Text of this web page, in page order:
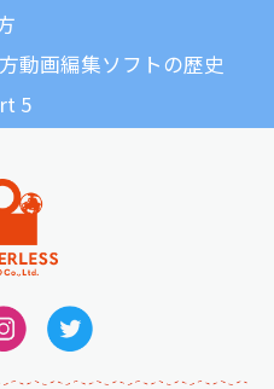
動画編集ソフトの歴史
5